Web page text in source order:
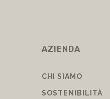
AZIENDA
CHI SIAMO
SOSTENIBILITÀ